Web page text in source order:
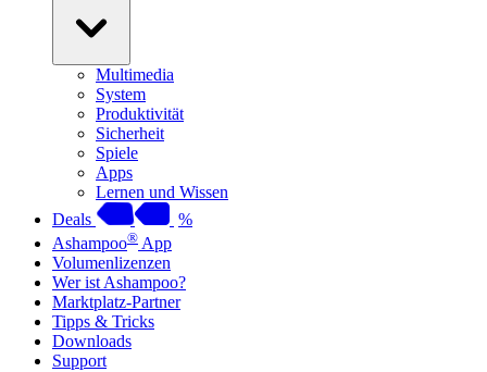
Multimedia
System
Produktivität
Sicherheit
Spiele
Apps
Lernen und Wissen
Deals
%
Ashampoo® App
Volumenlizenzen
Wer ist Ashampoo?
Marktplatz-Partner
Tipps & Tricks
Downloads
Support